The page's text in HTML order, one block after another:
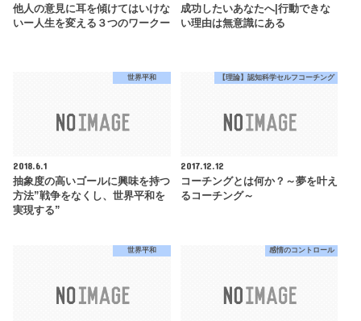
他人の意見に耳を傾けてはいけな
いー人生を変える３つのワークー
成功したいあなたへ|行動できな
い理由は無意識にある
世界平和
2018.6.1
抽象度の高いゴールに興味を持つ
方法”戦争をなくし、世界平和を
実現する”
【理論】認知科学セルフコーチング
2017.12.12
コーチングとは何か？～夢を叶え
るコーチング～
世界平和 感情のコントロール